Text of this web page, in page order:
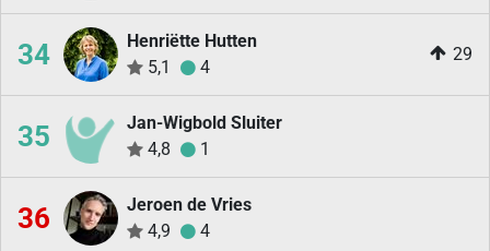
34
Henriëtte Hutten
5,1
4
29
35
Jan-Wigbold Sluiter
4,8
1
36
Jeroen de Vries
4,9
4